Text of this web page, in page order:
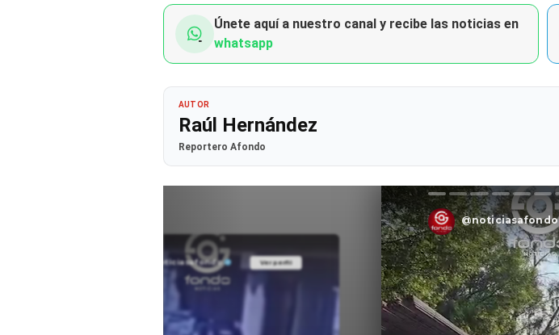
Únete aquí a nuestro canal y recibe las noticias en
whatsapp
AUTOR
Raúl Hernández
Reportero Afondo
@noticiasafondo
Ver perfil
@noticiasafondo Ver perfil